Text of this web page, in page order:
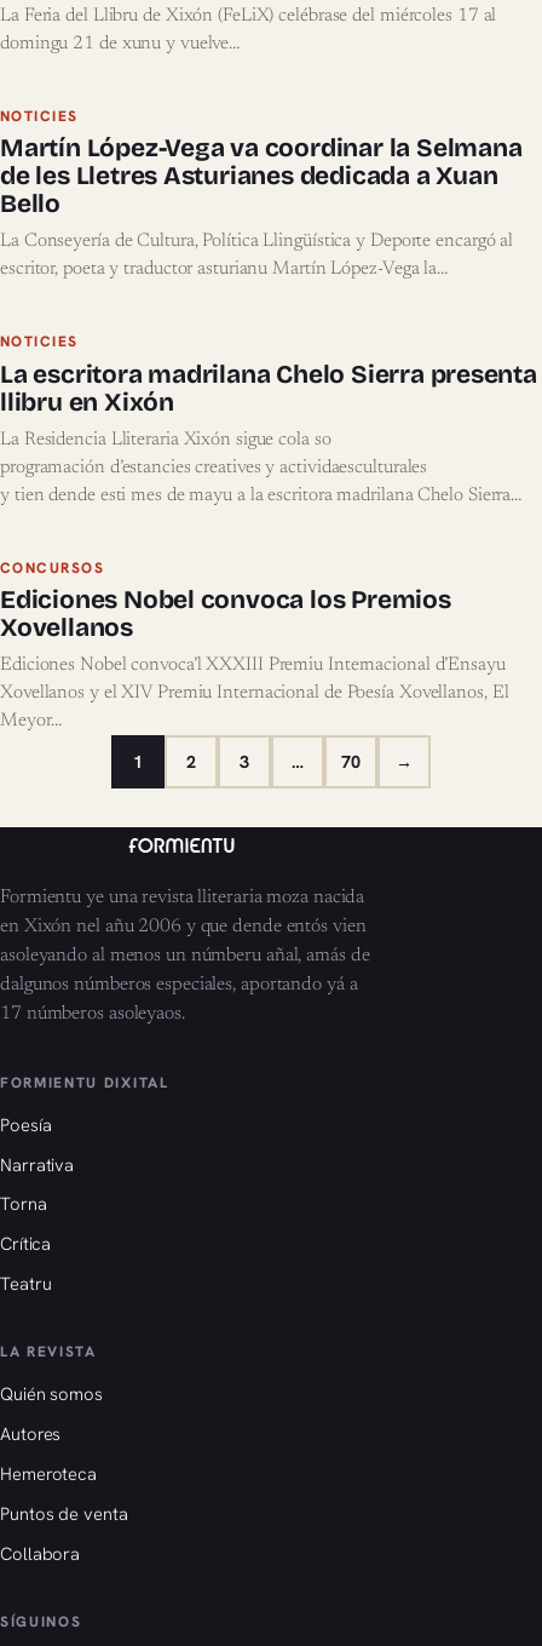
La Feria del Llibru de Xixón (FeLiX) celébrase del miércoles 17 al
domingu 21 de xunu y vuelve…
NOTICIES
Martín López-Vega va coordinar la Selmana
de les Lletres Asturianes dedicada a Xuan
Bello
La Conseyería de Cultura, Política Llingüística y Deporte encargó al
escritor, poeta y traductor asturianu Martín López-Vega la…
NOTICIES
La escritora madrilana Chelo Sierra presenta
llibru en Xixón
La Residencia Lliteraria Xixón sigue cola so
programación d’estancies creatives y actividaesculturales
y tien dende esti mes de mayu a la escritora madrilana Chelo Sierra
ealizar la…
CONCURSOS
Ediciones Nobel convoca los Premios
Xovellanos
Ediciones Nobel convoca’l XXXIII Premiu Internacional d’Ensayu
Xovellanos y el XIV Premiu Internacional de Poesía Xovellanos, El
Meyor…
1 2 3 … 70 →
Formientu ye una revista lliteraria moza nacida
en Xixón nel añu 2006 y que dende entós vien
asoleyando al menos un númberu añal, amás de
dalgunos númberos especiales, aportando yá a
17 númberos asoleyaos.
FORMIENTU DIXITAL
Poesía
Narrativa
Torna
Crítica
Teatru
LA REVISTA
Quién somos
Autores
Hemeroteca
Puntos de venta
Collabora
SÍGUINOS